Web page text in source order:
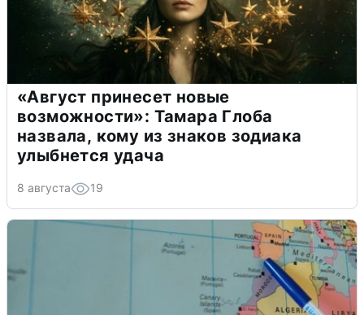
«Август принесет новые
возможности»: Тамара Глоба
назвала, кому из знаков зодиака
улыбнется удача
8 августа 19